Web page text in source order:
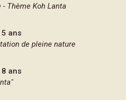
- Thème Koh Lanta
ans
de pleine nature
ans